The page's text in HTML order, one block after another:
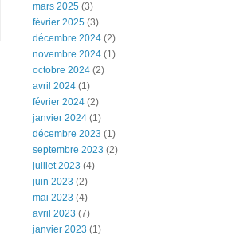
mars 2025 (3)
février 2025 (3)
décembre 2024 (2)
novembre 2024 (1)
octobre 2024 (2)
avril 2024 (1)
février 2024 (2)
janvier 2024 (1)
décembre 2023 (1)
septembre 2023 (2)
juillet 2023 (4)
juin 2023 (2)
mai 2023 (4)
avril 2023 (7)
janvier 2023 (1)